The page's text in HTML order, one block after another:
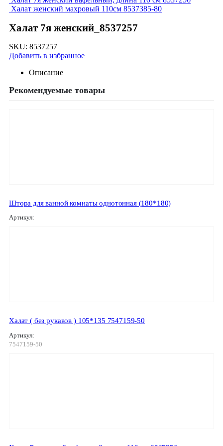
Халат женский махровый 110см 8537385-80
Халат 7я женский_8537257
SKU: 8537257
Добавить в избранное
Описание
Рекомендуемые товары
Штора для ванной комнаты однотонная (180*180)
Артикул:
Халат ( без рукавов ) 105*135 7547159-50
Артикул:
7547159-50